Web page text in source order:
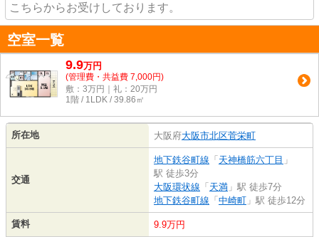
こちらからお受けしております。
空室一覧
9.9万円
(管理費・共益費 7,000円)
敷：3万円｜礼：20万円
1階 / 1LDK / 39.86㎡
所在地 大阪府大阪市北区菅栄町
交通
地下鉄谷町線 「 天神橋筋六丁目 」
駅 徒歩3分
大阪環状線 「 天満 」駅 徒歩7分
地下鉄谷町線 「 中崎町 」駅 徒歩12分
賃料 9.9万円